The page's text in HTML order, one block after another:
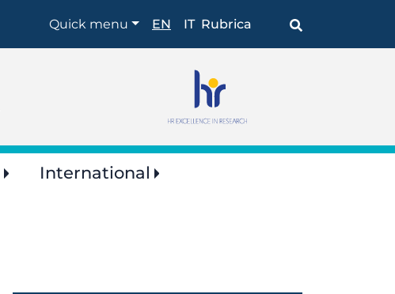
Browse
the
Quick menu EN IT Rubrica
International